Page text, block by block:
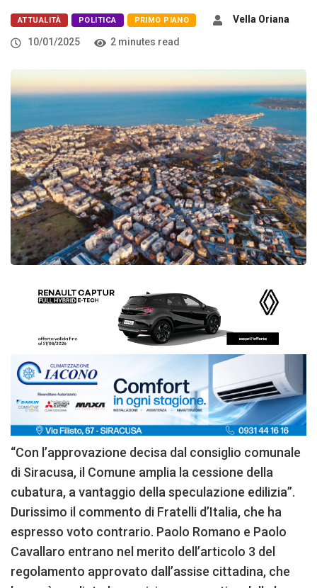
ATTUALITÀ POLITICA PRIMO PIANO
Vella Oriana
10/01/2025
2 minutes read
“Con l’approvazione decisa dal consiglio comunale
di Siracusa, il Comune amplia la cessione della
cubatura, a vantaggio della speculazione edilizia”.
Durissimo il commento di Fratelli d’Italia, che ha
espresso voto contrario. Paolo Romano e Paolo
Cavallaro entrano nel merito dell’articolo 3 del
regolamento approvato dall’assise cittadina, che